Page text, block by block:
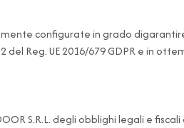
configurate in grado
Reg. UE 2016/679 GDPR e in
S.R.L. degli obblighi legali e